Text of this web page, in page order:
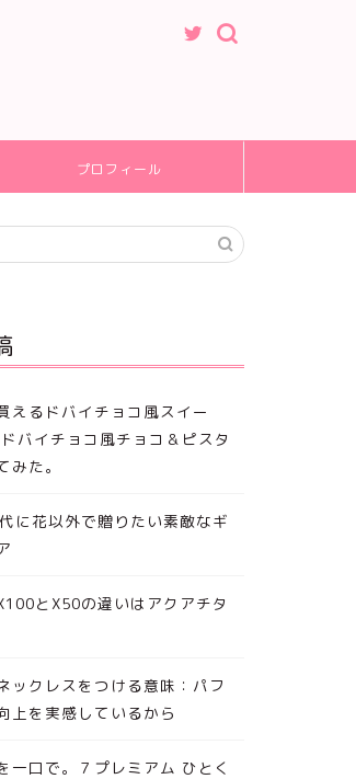
プロフィール
えるドバイチョコ風スイー
バイチョコ風チョコ＆ピスタ
みた。
に花以外で贈りたい素敵なギ
とX50の違いはアクアチタ
ックレスをつける意味：パフ
上を実感しているから
一口で。７プレミアム ひとく